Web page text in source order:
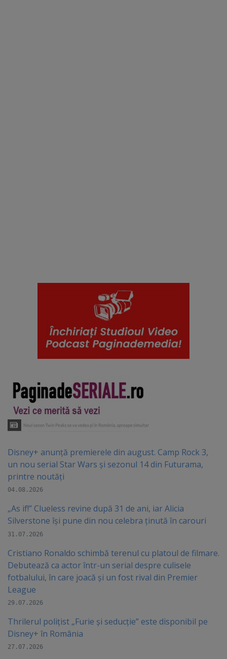
Disney+ anunță premierele din august. Camp Rock 3,
un nou serial Star Wars și sezonul 14 din Futurama,
printre noutăți
04.08.2026
„As if!” Clueless revine după 31 de ani, iar Alicia
Silverstone își pune din nou celebra ținută în carouri
31.07.2026
Cristiano Ronaldo schimbă terenul cu platoul de filmare.
Debutează ca actor într-un serial despre culisele
fotbalului, în care joacă şi un fost rival din Premier
League
29.07.2026
Thrilerul polițist „Furie și seducție” este disponibil pe
Disney+ în România
27.07.2026